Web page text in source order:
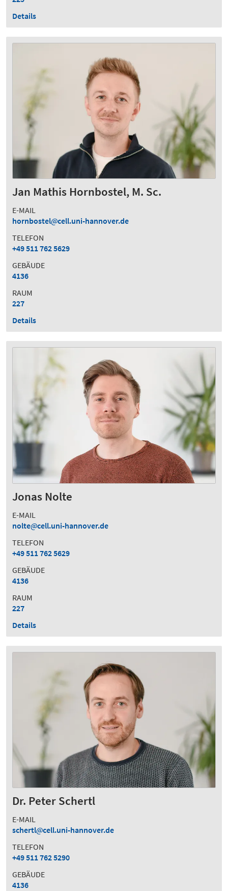
Details
Jan Mathis Hornbostel, M. Sc.
E-MAIL
hornbostel
cell.uni-hannover.de
TELEFON
+49 511 762 5629
GEBÄUDE
4136
RAUM
227
Details
Jonas Nolte
E-MAIL
nolte
cell.uni-hannover.de
TELEFON
+49 511 762 5629
GEBÄUDE
4136
RAUM
227
Details
Dr. Peter Schertl
E-MAIL
schertl
cell.uni-hannover.de
TELEFON
+49 511 762 5290
GEBÄUDE
4136